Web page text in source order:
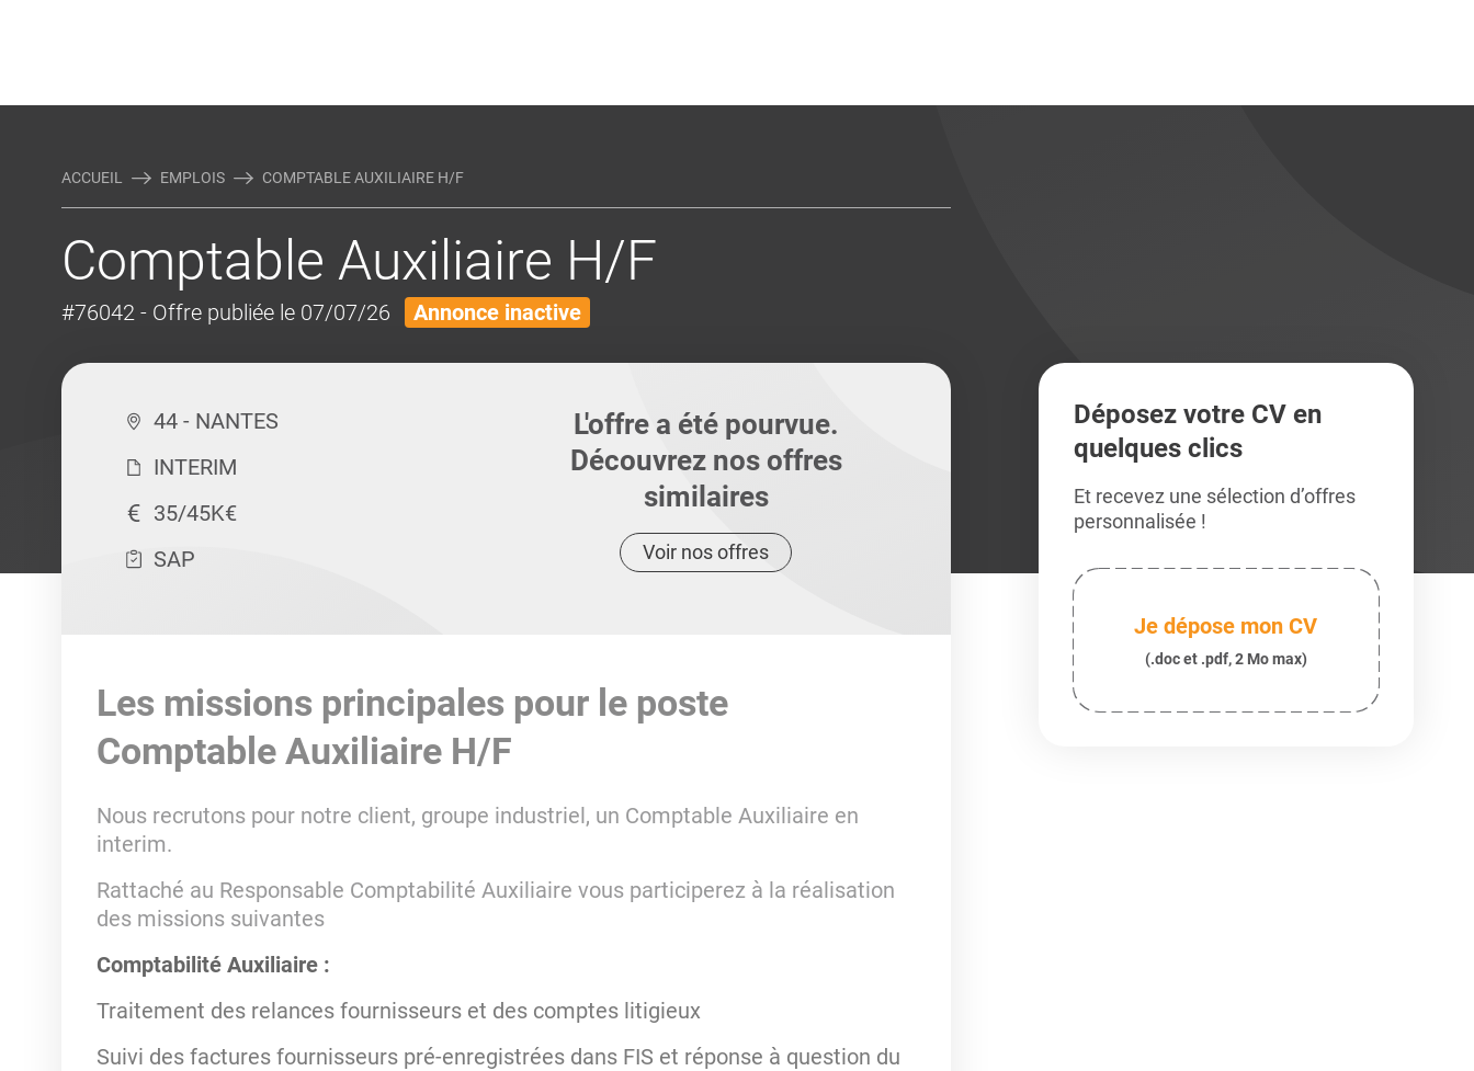
ACCUEIL EMPLOIS COMPTABLE AUXILIAIRE H/F
Comptable Auxiliaire H/F
#76042 - Offre publiée le 07/07/26 Annonce inactive
44 - NANTES
INTERIM
35/45K€
SAP
L'offre a été pourvue.
Découvrez nos offres
similaires
Voir nos offres
Les missions principales pour le poste
Comptable Auxiliaire H/F
Nous recrutons pour notre client, groupe industriel, un Comptable Auxiliaire en
interim.
Rattaché au Responsable Comptabilité Auxiliaire vous participerez à la réalisation
des missions suivantes
Comptabilité Auxiliaire :
Traitement des relances fournisseurs et des comptes litigieux
Suivi des factures fournisseurs pré-enregistrées dans FIS et réponse à question du
Déposez votre CV en
quelques clics
Et recevez une sélection d’offres
personnalisée !
Je dépose mon CV
(.doc et .pdf, 2 Mo max)